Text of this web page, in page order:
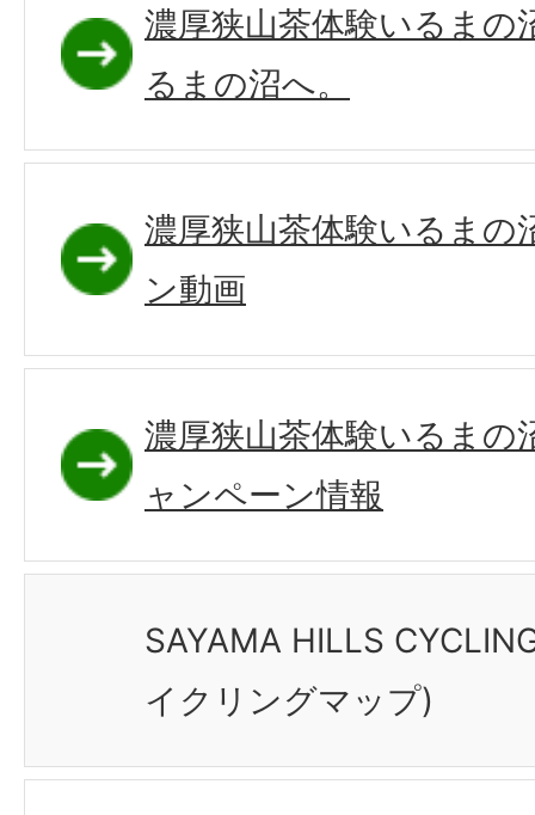
濃厚狭山茶体験いるまの
るまの沼へ。
濃厚狭山茶体験いるまの
ン動画
濃厚狭山茶体験いるまの
ャンペーン情報
SAYAMA HILLS
イクリングマップ)